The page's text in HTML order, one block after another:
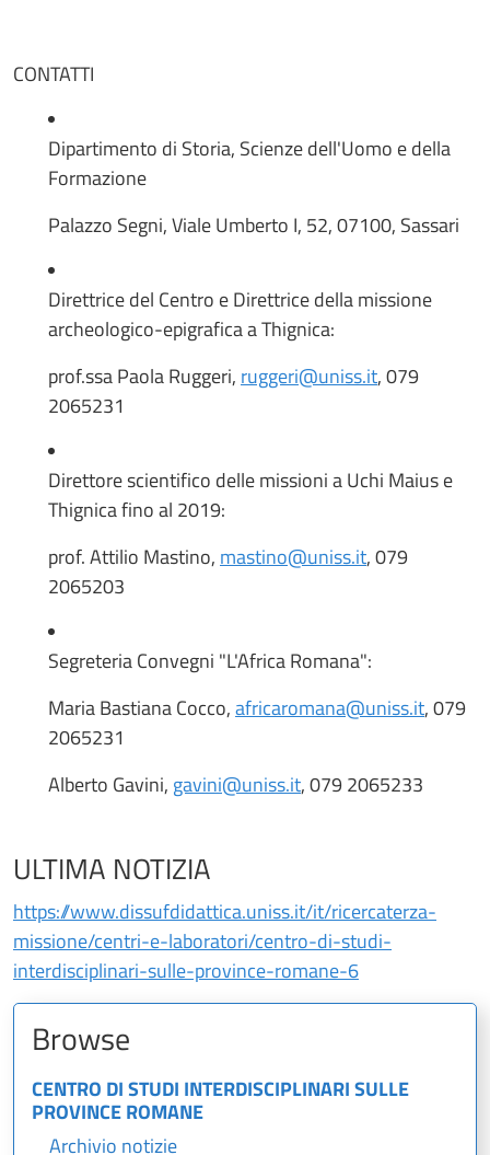
CONTATTI
Dipartimento di Storia, Scienze dell'Uomo e della
Formazione
Palazzo Segni, Viale Umberto I, 52, 07100, Sassari
Direttrice del Centro e Direttrice della missione
archeologico-epigrafica a Thignica:
prof.ssa Paola Ruggeri, ruggeri@uniss.it, 079
2065231
Direttore scientifico delle missioni a Uchi Maius e
Thignica fino al 2019:
prof. Attilio Mastino, mastino@uniss.it, 079
2065203
Segreteria Convegni "L'Africa Romana":
Maria Bastiana Cocco,africaromana@uniss.it, 079
2065231
Alberto Gavini, gavini@uniss.it, 079 2065233
ULTIMA NOTIZIA
https://www.dissufdidattica.uniss.it/it/ricercaterza-
missione/centri-e-laboratori/centro-di-studi-
interdisciplinari-sulle-province-romane-6
Browse
CENTRO DI STUDI INTERDISCIPLINARI SULLE
PROVINCE ROMANE
Archivio notizie